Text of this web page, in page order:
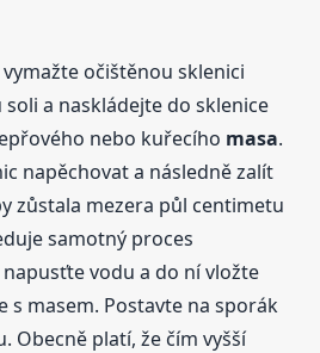
očištěnou sklenici
a naskládejte do sklenice
nebo kuřecího masa.
napěchovat a následně zalít
zůstala mezera půl centimetu
samotný proces
vodu a do ní vložte
s masem. Postavte na sporák
Obecně platí, že čím vyšší